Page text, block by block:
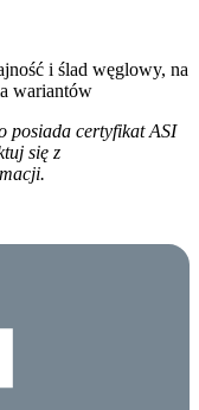
i ślad węglowy, na
wariantów
posiada certyfikat ASI
się z